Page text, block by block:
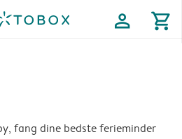
profile shopping_cart
fang dine bedste ferieminder